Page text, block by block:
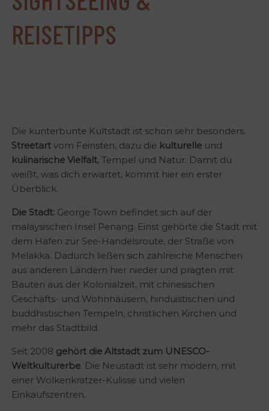
REISETIPPS
Die kunterbunte Kultstadt ist schon sehr besonders.
Streetartvom Feinsten, dazu die kulturelleund
kulinarische Vielfalt, Tempel und Natur. Damit du
weißt, was dich erwartet, kommt hier ein erster
Überblick.
Die Stadt:George Town befindet sich auf der
malaysischen Insel Penang. Einst gehörte die Stadt mit
dem Hafen zur See-Handelsroute, der Straße von
Melakka. Dadurch ließen sich zahlreiche Menschen
aus anderen Ländern hier nieder und prägten mit
Bauten aus der Kolonialzeit, mit chinesischen
Geschäfts- und Wohnhäusern, hinduistischen und
buddhistischen Tempeln, christlichen Kirchen und
mehr das Stadtbild.
Seit 2008 gehört die Altstadt zum UNESCO-
Weltkulturerbe. Die Neustadt ist sehr modern, mit
einer Wolkenkratzer-Kulisse und vielen
Einkaufszentren.